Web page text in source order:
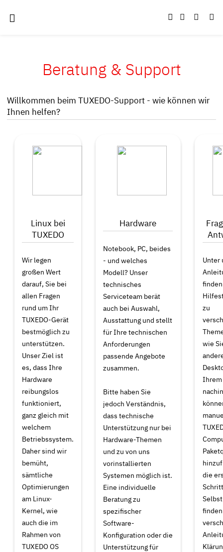
Beratung & Support
Willkommen beim TUXEDO-Support - wie können wir
Ihnen helfen?
Linux bei
TUXEDO
Wir legen
großen Wert
darauf, Sie bei
allen Fragen
rund um Ihr
TUXEDO-Gerät
bestmöglich zu
unterstützen.
Unser Ziel ist
es, dass Ihre
Hardware
reibungslos
funktioniert,
ganz gleich mit
welchem
Betriebssystem.
Daher sind wir
bemüht,
sämtliche
Optimierungen
am Linux-
Kernel, wie
auch die im
Rahmen von
TUXEDO OS
Hardware
Notebook, PC, beides
- und welches
Modell? Unser
technisches
Serviceteam berät
auch bei Auswahl,
Ausstattung und stellt
für Ihre technischen
Anforderungen
passende Angebote
zusammen.
Bitte haben Sie
jedoch Verständnis,
dass technische
Unterstützung nur bei
Hardware-Themen
und zu von uns
vorinstallierten
Systemen möglich ist.
Eine individuelle
Beratung zu
spezifischer
Software-
Konfiguration oder die
Unterstützung für
Unter
zu
wie
Ihrem
die